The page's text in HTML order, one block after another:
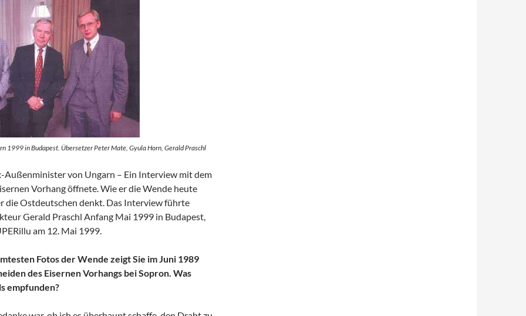
1999 in Budapest. Übersetzer Peter Mate, Gyula Horn, Gerald Praschl
Außenminister von Ungarn – Ein Interview mit dem
Vorhang öffnete. Wie er die Wende heute
die Ostdeutschen denkt. Das Interview führte
Gerald Praschl Anfang Mai 1999 in Budapest,
am 12. Mai 1999.
Fotos der Wende zeigt Sie im Juni 1989
des Eisernen Vorhangs bei Sopron. Was
empfunden?